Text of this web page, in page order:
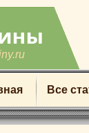
Все